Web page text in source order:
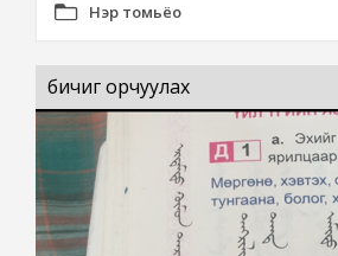
Нэр томьёо
бичиг орчуулах